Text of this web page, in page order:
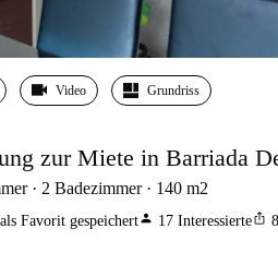
Video Grundriss
zur Miete in Barriada
2 Badezimmer 140 m2
Favorit gespeichertperson 17 Interessierteios_share 8